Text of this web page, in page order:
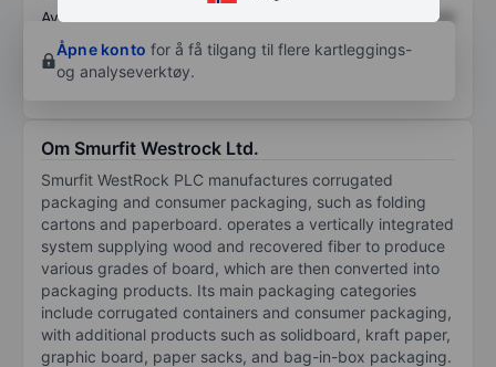
Avkastning på
egenkapital
XXXXXXX
Åpne konto for å få tilgang til flere kartleggings-
og analyseverktøy.
Om Smurfit Westrock Ltd.
Smurfit WestRock PLC manufactures corrugated
packaging and consumer packaging, such as folding
cartons and paperboard. operates a vertically integrated
system supplying wood and recovered fiber to produce
various grades of board, which are then converted into
packaging products. Its main packaging categories
include corrugated containers and consumer packaging,
with additional products such as solidboard, kraft paper,
graphic board, paper sacks, and bag-in-box packaging.